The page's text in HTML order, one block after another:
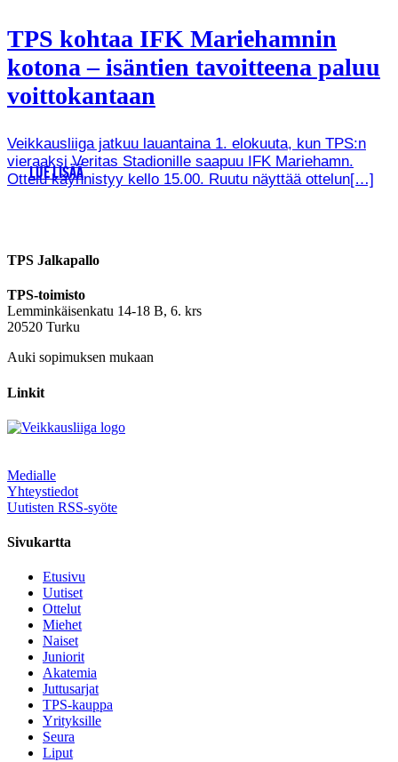
TPS kohtaa IFK Mariehamnin
kotona – isäntien tavoitteena paluu
voittokantaan
Veikkausliiga jatkuu lauantaina 1. elokuuta, kun TPS:n
vieraaksi Veritas Stadionille saapuu IFK Mariehamn.
Ottelu käynnistyy kello 15.00. Ruutu näyttää ottelun[…]
LUE LISÄÄ
TPS Jalkapallo
TPS-toimisto
Lemminkäisenkatu 14-18 B, 6. krs
20520 Turku
Auki sopimuksen mukaan
Linkit
Medialle
Yhteystiedot
Uutisten RSS-syöte
Sivukartta
Etusivu
Uutiset
Ottelut
Miehet
Naiset
Juniorit
Akatemia
Juttusarjat
TPS-kauppa
Yrityksille
Seura
Liput